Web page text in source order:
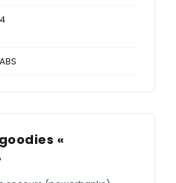
4
ABS
«